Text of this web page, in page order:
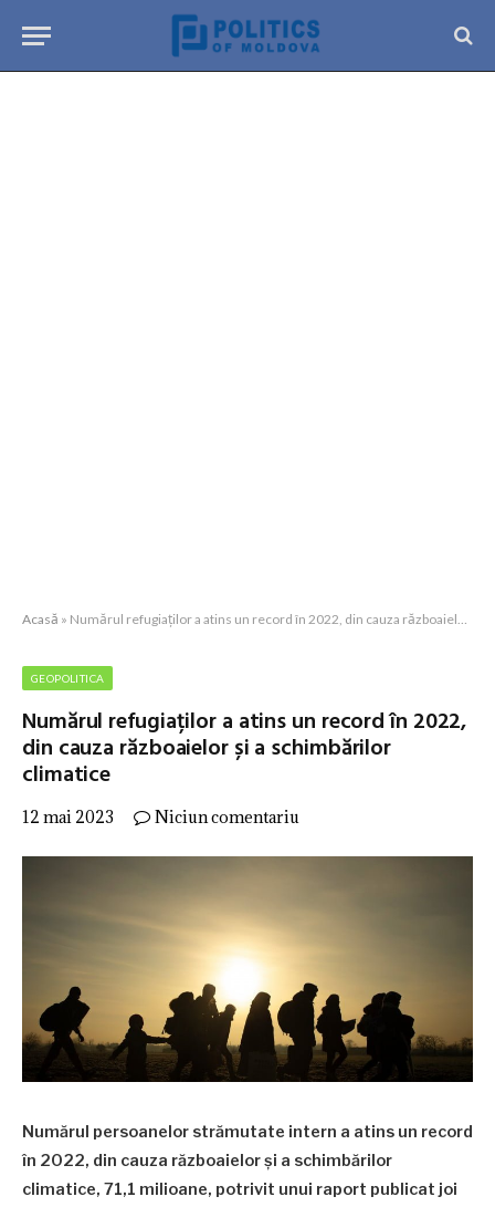
Acasă » Numărul refugiaților a atins un record în 2022, din cauza războaielor și a schimbărilor climatice
GEOPOLITICA
Numărul refugiaților a atins un record în 2022,
din cauza războaielor și a schimbărilor
climatice
12 mai 2023 Niciun comentariu
Numărul persoanelor strămutate intern a atins un record
în 2022, din cauza războaielor și a schimbărilor
climatice, 71,1 milioane, potrivit unui raport publicat joi